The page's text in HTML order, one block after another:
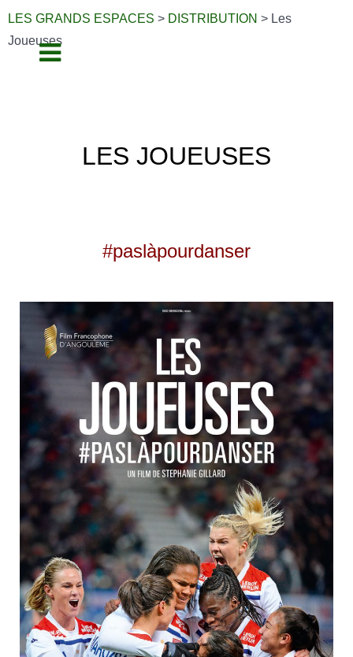
LES GRANDS ESPACES > DISTRIBUTION > Les
Joueuses
LES JOUEUSES
#paslàpourdanser